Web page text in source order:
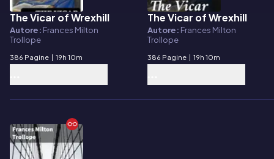
E-book
The Vicar of Wrexhill
Autore: Frances Milton
Trollope
386 Pagine | 19h 10m
E-book
The Vicar of Wrexhill
Autore: Frances Milton
Trollope
386 Pagine | 19h 10m